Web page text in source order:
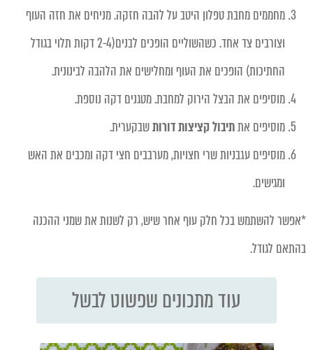
מחממים מחבת טפלון היטב על להבה חזקה. מניחים את חזה העוף
וצורבים צד אחד. כשהשוליים הופכים לבנים(2-4 דקות תלוי בגודל
החתיכות) הופכים את העוף ומחלישים את הלהבה לבינונית.
מוסיפים את הבצל הירוק למחבת. מטגנים דקה נוספת.
מוסיפים אתתיבול קציצות דורותשבקערית.
מוסיפים עגבניות שרי חצויות, מערבבים חצי דקה ומכבים את האש
ומגישים.
*אפשר להשתמש בכל חלק עוף אחר שיש, רק לשנות את שמני ההכנה
בהתאם לגודל.
עוד מתכונים שפשוט לבשל